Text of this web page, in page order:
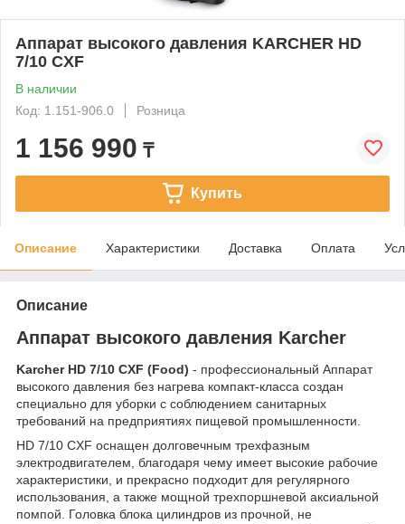
Аппарат высокого давления KARCHER HD
7/10 CXF
В наличии
Код: 1.151-906.0
Розница
1 156 990 ₸
Купить
Описание Характеристики Доставка Оплата
Описание
Аппарат высокого давления Karcher
Karcher HD 7/10 CXF (Food) - профессиональный Аппарат
высокого давления без нагрева компакт-класса создан
специально для уборки с соблюдением санитарных
требований на предприятиях пищевой промышленности.
HD 7/10 CXF оснащен долговечным трехфазным
электродвигателем, благодаря чему имеет высокие рабочие
характеристики, и прекрасно подходит для регулярного
использования, а также мощной трехпоршневой аксиальной
помпой. Головка блока цилиндров из прочной, не